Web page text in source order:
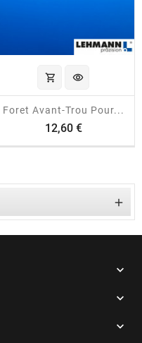
shopping_cart visibility
Foret Avant-Trou Pour...
12,60 €Prix



